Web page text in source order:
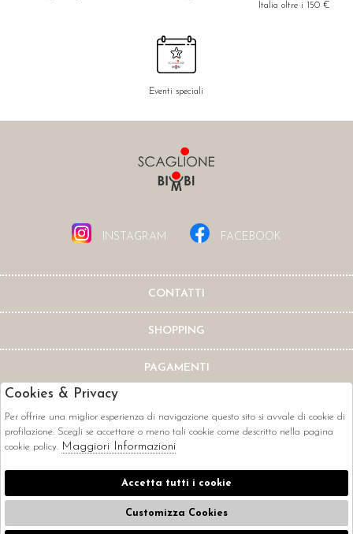
Italia oltre i 150 €
Eventi speciali
INSTAGRAM FACEBOOK
CONTATTI
SHOPPING
PAGAMENTI
CORRIERI
Cookies & Privacy
Per offrire una miglior esperienza di navigazione questo sito si avvale di cookie di
profilazione. Scegli se accettare o meno tali cookie come descritto nella pagina
cookie policy. Maggiori Informazioni
Accetta tutti i cookie
Customizza Cookies